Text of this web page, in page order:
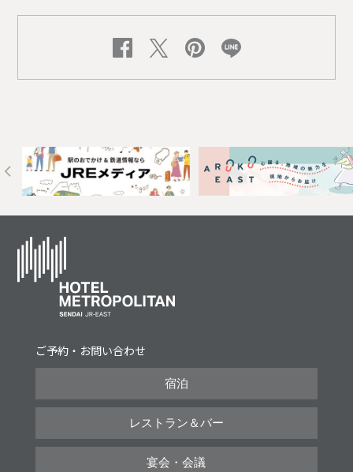
Next
ご予約・お問い合わせ
宿泊
レストラン＆バー
宴会・会議